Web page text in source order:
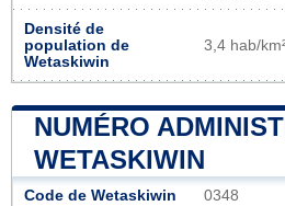
Densité de
population de
Wetaskiwin
3,4 hab/
NUMÉRO
WETASKIWIN
Code de Wetaskiwin 0348